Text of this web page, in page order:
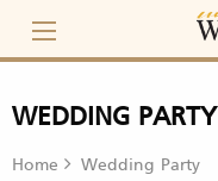
content
WEDDING PARTY
Home Wedding Party